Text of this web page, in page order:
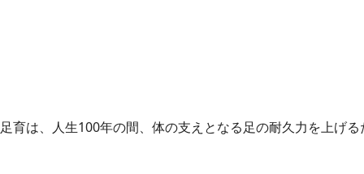
足育は、人生100年の間、体の支えとなる足の耐久力を上げる